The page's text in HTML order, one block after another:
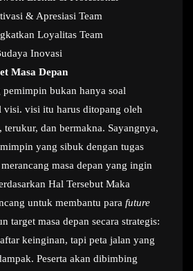
& Apresiasi Team
Loyalitas Team
Inovasi
Masa Depan
pemimpin bukan hanya soal
visi. visi itu harus ditopang oleh
terukur, dan bermakna. Sayangnya,
yang sibuk dengan tugas
masa depan yang ingin
Hal Tersebut Maka
untuk membantu para future
target masa depan secara strategis:
keinginan, tapi peta jalan yang
Peserta akan dibimbing